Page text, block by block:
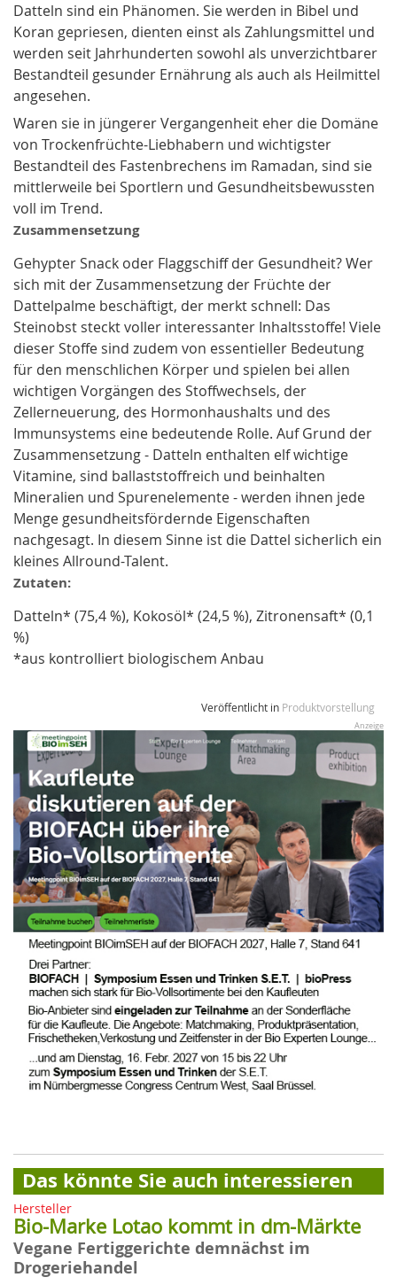
Datteln sind ein Phänomen. Sie werden in Bibel und
Koran gepriesen, dienten einst als Zahlungsmittel und
werden seit Jahrhunderten sowohl als unverzichtbarer
Bestandteil gesunder Ernährung als auch als Heilmittel
angesehen.
Waren sie in jüngerer Vergangenheit eher die Domäne
von Trockenfrüchte-Liebhabern und wichtigster
Bestandteil des Fastenbrechens im Ramadan, sind sie
mittlerweile bei Sportlern und Gesundheitsbewussten
voll im Trend.
Zusammensetzung
Gehypter Snack oder Flaggschiff der Gesundheit? Wer
sich mit der Zusammensetzung der Früchte der
Dattelpalme beschäftigt, der merkt schnell: Das
Steinobst steckt voller interessanter Inhaltsstoffe! Viele
dieser Stoffe sind zudem von essentieller Bedeutung
für den menschlichen Körper und spielen bei allen
wichtigen Vorgängen des Stoffwechsels, der
Zellerneuerung, des Hormonhaushalts und des
Immunsystems eine bedeutende Rolle. Auf Grund der
Zusammensetzung - Datteln enthalten elf wichtige
Vitamine, sind ballaststoffreich und beinhalten
Mineralien und Spurenelemente - werden ihnen jede
Menge gesundheitsfördernde Eigenschaften
nachgesagt. In diesem Sinne ist die Dattel sicherlich ein
kleines Allround-Talent.
Zutaten:
Datteln* (75,4 %), Kokosöl* (24,5 %), Zitronensaft* (0,1
%)
*aus kontrolliert biologischem Anbau
Veröffentlicht in Produktvorstellung
Anzeige
Das könnte Sie auch interessieren
Hersteller
Bio-Marke Lotao kommt in dm-Märkte
Vegane Fertiggerichte demnächst im
Drogeriehandel